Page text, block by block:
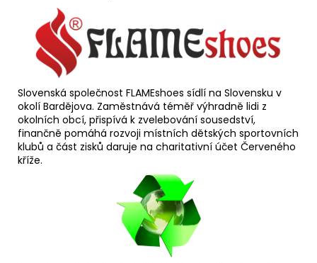
Slovenská společnost FLAMEshoes sídlí na Slovensku v
okolí Bardějova. Zaměstnává téměř výhradně lidi z
okolních obcí, přispívá k zvelebování sousedství,
finančně pomáhá rozvoji místních dětských sportovních
klubů a část zisků daruje na charitativní účet Červeného
kříže.